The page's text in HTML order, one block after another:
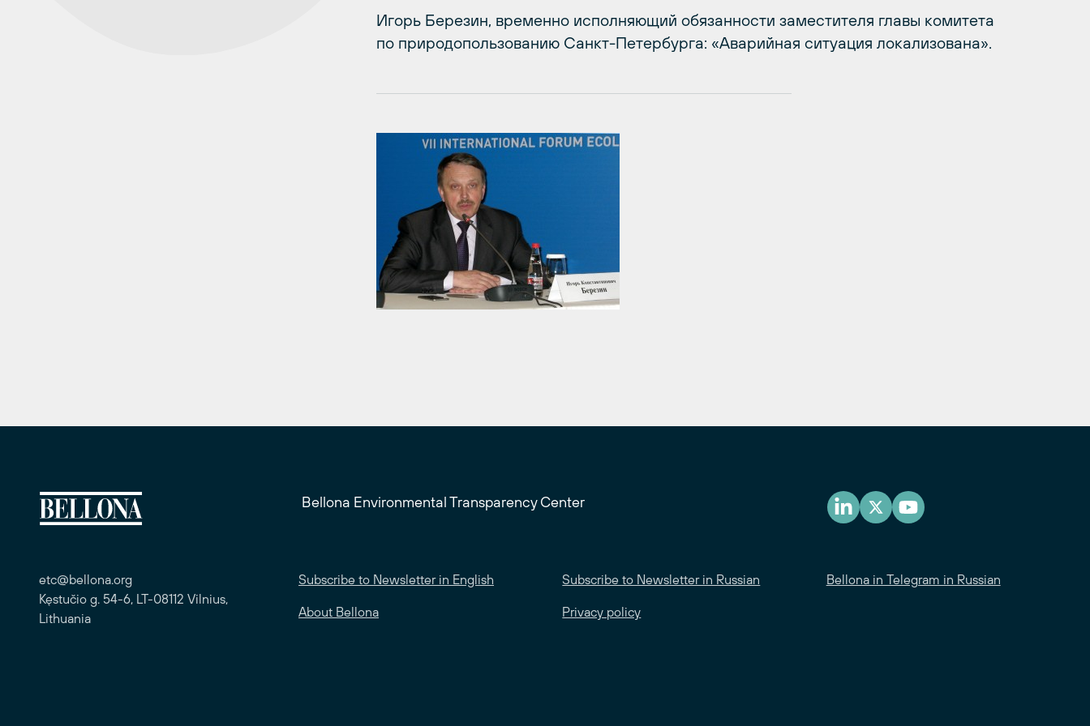
Игорь Березин, временно исполняющий обязанности заместителя главы комитета
по природопользованию Санкт-Петербурга: «Аварийная ситуация локализована».
Bellona Environmental Transparency Center
etc@bellona.org
Kęstučio g. 54-6, LT-08112 Vilnius,
Lithuania
Subscribe to Newsletter in English Subscribe to Newsletter in Russian Bellona in Telegram in Russian
About Bellona Privacy policy